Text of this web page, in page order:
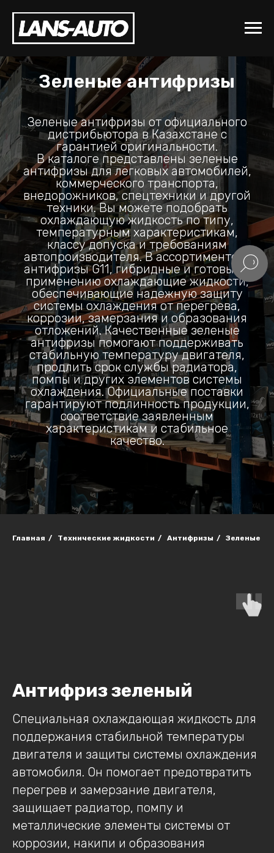
Зеленые антифризы
Зеленые антифризы от официального
дистрибьютора в Казахстане с
гарантией оригинальности.
В каталоге представлены зеленые
антифризы для легковых автомобилей,
коммерческого транспорта,
внедорожников, спецтехники и другой
техники. Вы можете подобрать
охлаждающую жидкость по типу,
температурным характеристикам,
классу допуска и требованиям
автопроизводителя. В ассортименте —
антифризы G11, гибридные и готовые к
применению охлаждающие жидкости,
обеспечивающие надежную защиту
системы охлаждения от перегрева,
коррозии, замерзания и образования
отложений. Качественные зеленые
антифризы помогают поддерживать
стабильную температуру двигателя,
продлить срок службы радиатора,
помпы и других элементов системы
охлаждения. Официальные поставки
гарантируют подлинность продукции,
соответствие заявленным
характеристикам и стабильное
качество.
Главная / Технические жидкости / Антифризы / Зеленые
Антифриз зеленый
Специальная охлаждающая жидкость для
поддержания стабильной температуры
двигателя и защиты системы охлаждения
автомобиля. Он помогает предотвратить
перегрев и замерзание двигателя,
защищает радиатор, помпу и
металлические элементы системы от
коррозии, накипи и образования